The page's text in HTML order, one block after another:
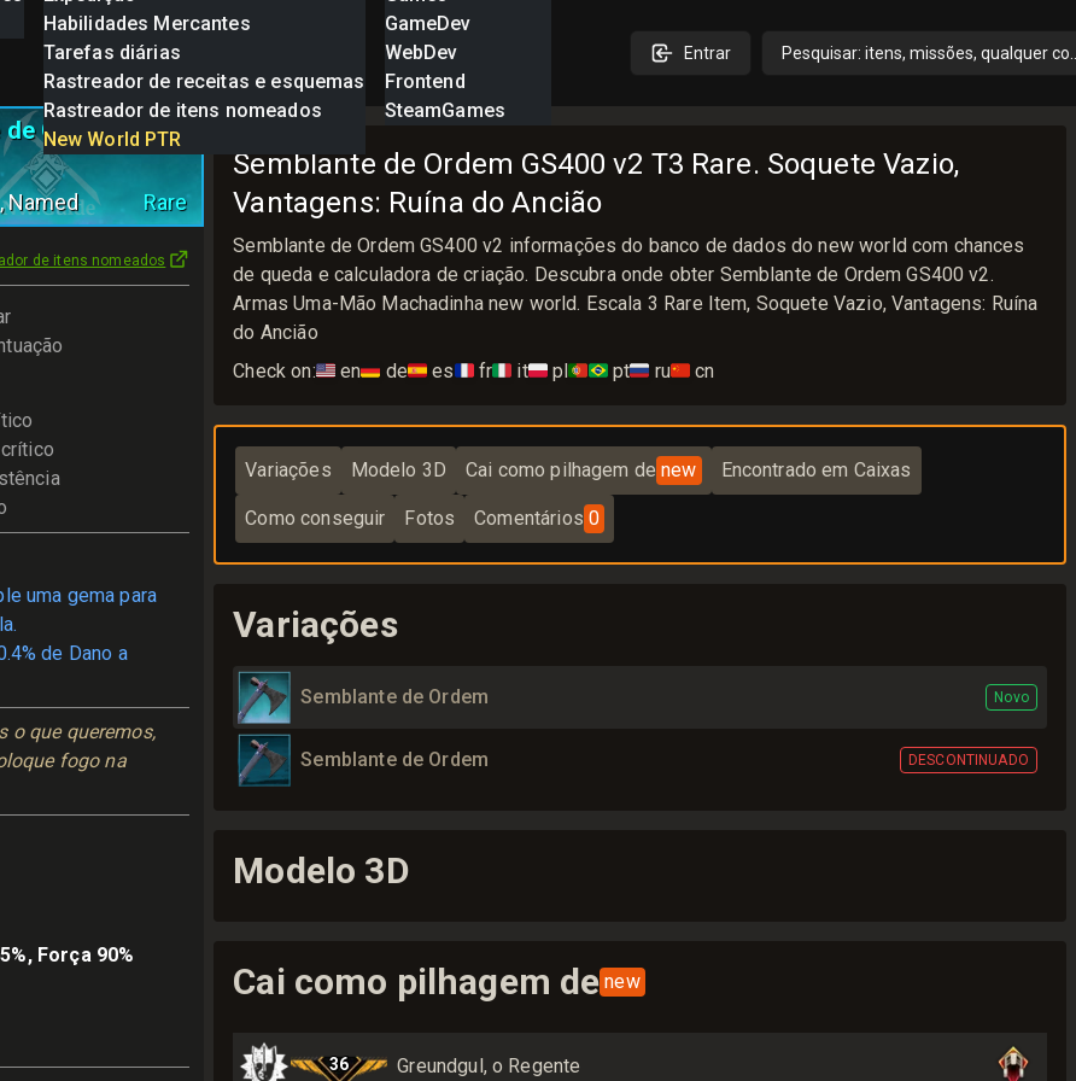
Habilidades Mercantes
Tarefas diárias
Rastreador de receitas e esquemas
Rastreador de itens nomeados
New World PTR
GameDev
WebDev
Frontend
SteamGames
Entrar Pesquisar: itens, missões, qualquer
Ordem
, Named Rare
de itens nomeados
uma gema para
de Dano a
o que queremos,
fogo na
Força 90%
Semblante de Ordem GS400 v2 T3 Rare. Soquete Vazio,
Vantagens: Ruína do Ancião
Semblante de Ordem GS400 v2 informações do banco de dados do new world com chances
de queda e calculadora de criação. Descubra onde obter Semblante de Ordem GS400 v2.
Armas Uma-Mão Machadinha new world. Escala 3 Rare Item, Soquete Vazio, Vantagens: Ruína
do Ancião
Check on:🇺🇸 en🇩🇪 de🇪🇸 es🇫🇷 fr🇮🇹 it🇵🇱 pl🇵🇹🇧🇷 pt🇷🇺 ru🇨🇳 cn
Variações Modelo 3D Cai como pilhagem de new Encontrado em Caixas
Como conseguir Fotos Comentários 0
Variações
Semblante de Ordem Novo
Semblante de Ordem DESCONTINUADO
Modelo 3D
Cai como pilhagem de new
36 Greundgul, o Regente